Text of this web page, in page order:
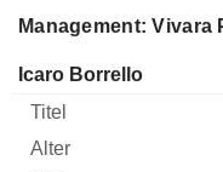
Management: Vivara
Manager Titel
Icaro Borrello